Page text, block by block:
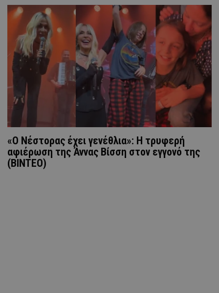
«Ο Νέστορας έχει γενέθλια»: Η τρυφερή
αφιέρωση της Άννας Βίσση στον εγγονό της
(ΒΙΝΤΕΟ)